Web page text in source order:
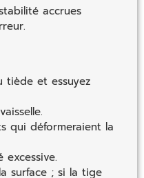
accrues
tiède et essuyez
qui déformeraient la
excessive.
surface ; si la tige